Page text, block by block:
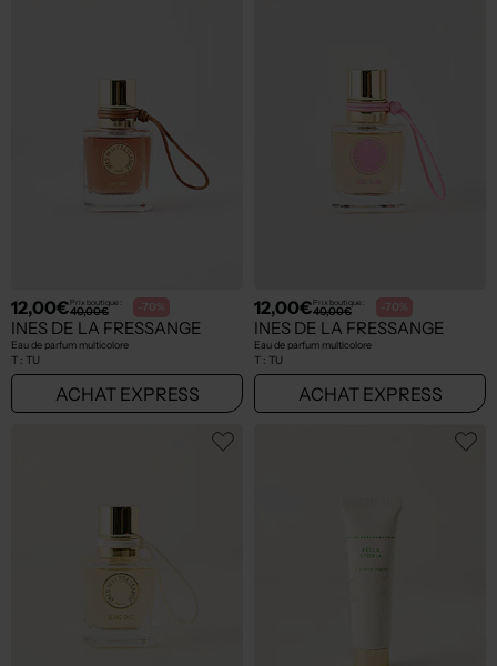
12,00€Prix boutique :
40,00€ -70%
INES DE LA FRESSANGE
Eau de parfum multicolore
T : TU
ACHAT EXPRESS
12,00€Prix boutique :
40,00€ -70%
INES DE LA FRESSANGE
Eau de parfum multicolore
T : TU
ACHAT EXPRESS